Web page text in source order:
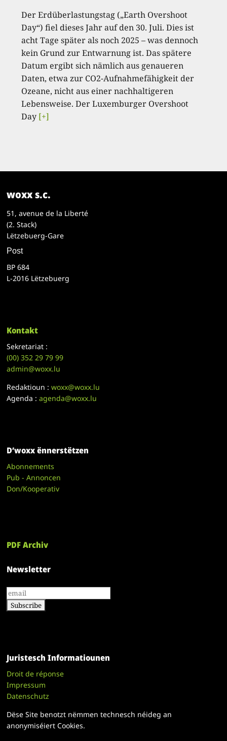
Der Erdüberlastungstag („Earth Overshoot
Day“) fiel dieses Jahr auf den 30. Juli. Dies ist
acht Tage später als noch 2025 – was dennoch
kein Grund zur Entwarnung ist. Das spätere
Datum ergibt sich nämlich aus genaueren
Daten, etwa zur CO2-Aufnahmefähigkeit der
Ozeane, nicht aus einer nachhaltigeren
Lebensweise. Der Luxemburger Overshoot
Day [+]
woxx s.c.
51, avenue de la Liberté
(2. Stack)
Lëtzebuerg-Gare
Post
BP 684
L-2016 Lëtzebuerg
Kontakt
Sekretariat :
(00)352 29 79 99
admin@woxx.lu
Redaktioun :woxx@woxx.lu
Agenda :agenda@woxx.lu
D’woxx ënnerstëtzen
Abonnements
Pub - Annoncen
Don/Kooperativ
PDF Archiv
Newsletter
Juristesch Informatiounen
Droit de réponse
Impressum
Datenschutz
Dëse Site benotzt nëmmen technesch néideg an
anonymiséiert Cookies.